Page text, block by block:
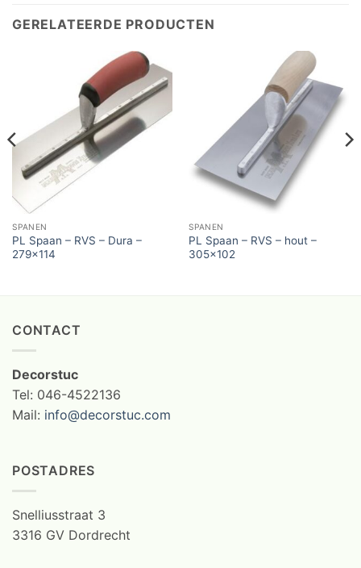
GERELATEERDE PRODUCTEN
SPANEN
PL Spaan – RVS – Dura –
279×114
SPANEN
PL Spaan – RVS – hout –
305×102
CONTACT
Decorstuc
Tel: 046-4522136
Mail: info@decorstuc.com
POSTADRES
Snelliusstraat 3
3316 GV Dordrecht